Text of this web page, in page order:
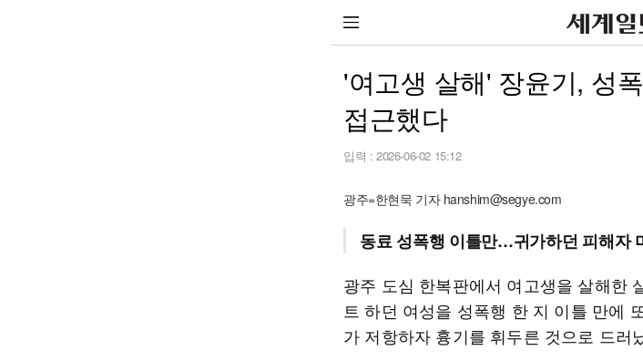
'여고생 살해' 장윤기, 성
접근했다
입력 : 2026-06-02 15:12
광주=한현묵 기자 hanshim@segye.com
동료 성폭행 이틀만…귀가하던 피해자
광주 도심 한복판에서 여고생을 살해한
트 하던 여성을 성폭행 한 지 이틀 만에
가 저항하자 흉기를 휘두른 것으로 드러